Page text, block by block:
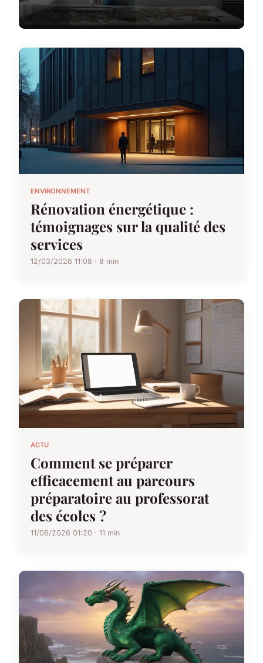
ENVIRONNEMENT
Rénovation énergétique :
témoignages sur la qualité des
services
12/03/2026 11:08 · 8 min
ACTU
Comment se préparer
efficacement au parcours
préparatoire au professorat
des écoles ?
11/06/2026 01:20 · 11 min